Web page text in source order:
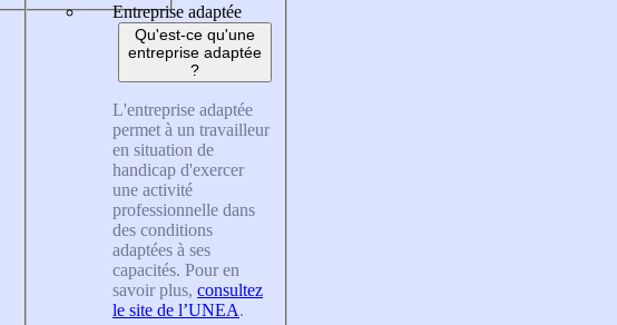
Entreprise adaptée
Qu'est-ce qu'une
entreprise adaptée
?
L'entreprise adaptée
permet à un travailleur
en situation de
handicap d'exercer
une activité
professionnelle dans
des conditions
adaptées à ses
capacités. Pour en
savoir plus, consultez
le site de l’UNEA.